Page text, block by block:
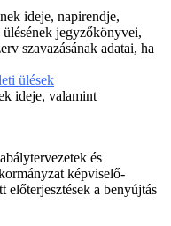
ideje, napirendje,
jegyzőkönyvei,
szavazásának adatai, ha
ülések
ideje, valamint
és
képviselő-
előterjesztések a benyújtás